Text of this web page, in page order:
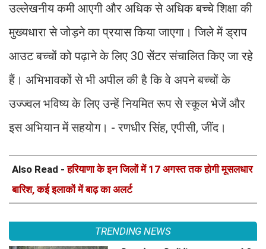
उल्लेखनीय कमी आएगी और अधिक से अधिक बच्चे शिक्षा की
मुख्यधारा से जोड़ने का प्रयास किया जाएगा। जिले में ड्राप
आउट बच्चों को पढ़ाने के लिए 30 सेंटर संचालित किए जा रहे
हैं। अभिभावकों से भी अपील की है कि वे अपने बच्चों के
उज्ज्वल भविष्य के लिए उन्हें नियमित रूप से स्कूल भेजें और
इस अभियान में सहयोग। - रणधीर सिंह, एपीसी, जींद।
Also Read -हरियाणा के इन जिलों में 17 अगस्त तक होगी मूसलधार
बारिश, कई इलाकों में बाढ़ का अलर्ट
TRENDING NEWS